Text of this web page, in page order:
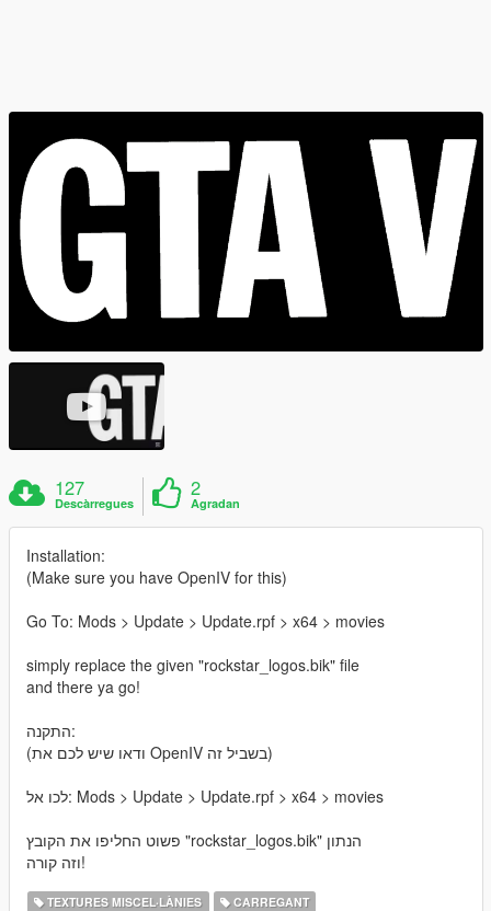
127
Descàrregues
2
Agradan
Installation:
(Make sure you have OpenIV for this)
Go To: Mods > Update > Update.rpf > x64 > movies
simply replace the given "rockstar_logos.bik" file
and there ya go!
התקנה:
(ודאו שיש לכם את OpenIV בשביל זה)
לכו אל: Mods > Update > Update.rpf > x64 > movies
פשוט החליפו את הקובץ "rockstar_logos.bik" הנתון
וזה קורה!
TEXTURES MISCEL·LÀNIES CARREGANT